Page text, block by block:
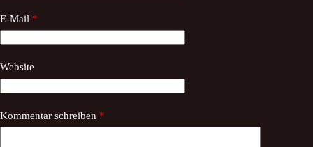
E-Mail *
Website
Kommentar schreiben *